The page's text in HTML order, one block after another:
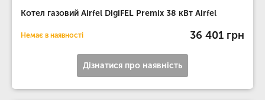
Котел газовий Airfel DigiFEL Premix 38 кВт Airfel
Немає в наявності 36 401 грн
Дізнатися про наявність